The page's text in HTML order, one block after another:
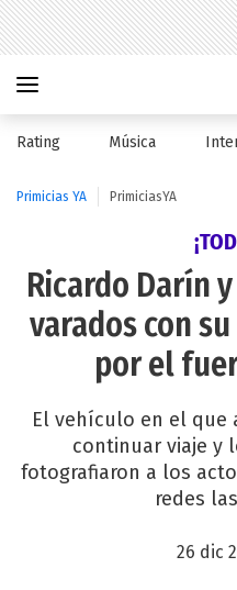
Rating Música
Primicias YA PrimiciasYA
Ricardo Darín
varados con
por el
El vehículo en el que
continuar viaje y
fotografiaron a los
redes
26 dic